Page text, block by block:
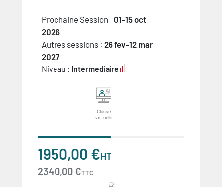
Prochaine Session : 01-15 oct
2026
Autres sessions : 26 fev-12 mar
2027
Niveau : Intermediaire
Classe
virtuelle
1950,00 €HT
2340,00 €TTC